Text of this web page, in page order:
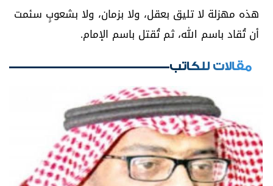
هذه مهزلة لا تليق بعقل، ولا بزمان، ولا بشعوبٍ سئمت
أن تُقاد باسم الله، ثم تُقتل باسم الإمام.
مقالات للكاتب